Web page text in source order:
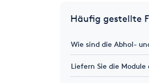
Häufig gestellte
Wie sind die Abhol-
Liefern Sie die Module